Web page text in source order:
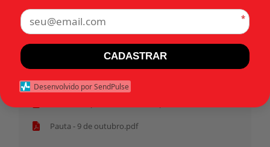
Tags:
Início
Pauta - 9 de outubro.pdf
*
CADASTRAR
Desenvolvido por SendPulse